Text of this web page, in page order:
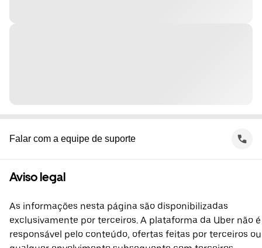
Falar com a equipe de suporte
Aviso legal
As informações nesta página são disponibilizadas
exclusivamente por terceiros. A plataforma da Uber não é
responsável pelo conteúdo, ofertas feitas por terceiros ou